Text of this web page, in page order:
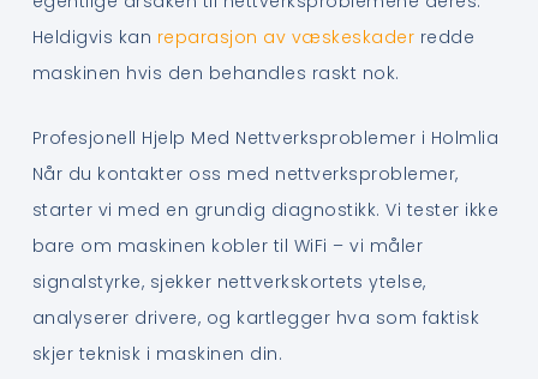
Heldigvis kan reparasjon av væskeskader redde
maskinen hvis den behandles raskt nok.
Profesjonell Hjelp Med Nettverksproblemer i Holmlia
Når du kontakter oss med nettverksproblemer,
starter vi med en grundig diagnostikk. Vi tester ikke
bare om maskinen kobler til WiFi – vi måler
signalstyrke, sjekker nettverkskortets ytelse,
analyserer drivere, og kartlegger hva som faktisk
skjer teknisk i maskinen din.